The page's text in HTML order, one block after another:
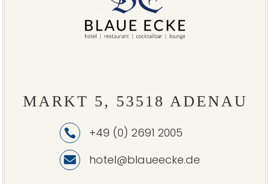
MARKT 5, 53518 ADENAU
 +49 (0) 2691 2005
 hotel@blaueecke.de